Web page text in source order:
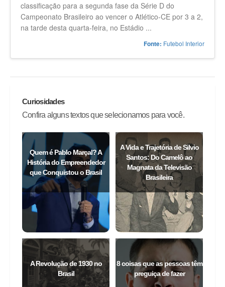
classificação para a segunda fase da Série D do
Campeonato Brasileiro ao vencer o Atlético-CE por 3 a 2,
na tarde desta quarta-feira, no Estádio ...
Fonte: Futebol Interior
Curiosidades
Confira alguns textos que selecionamos para você.
Quem é Pablo Marçal? A
História do Empreendedor
que Conquistou o Brasil
A Vida e Trajetória de Silvio
Santos: Do Camelô ao
Magnata da Televisão
Brasileira
A Revolução de 1930 no
Brasil
8 coisas que as pessoas têm
preguiça de fazer